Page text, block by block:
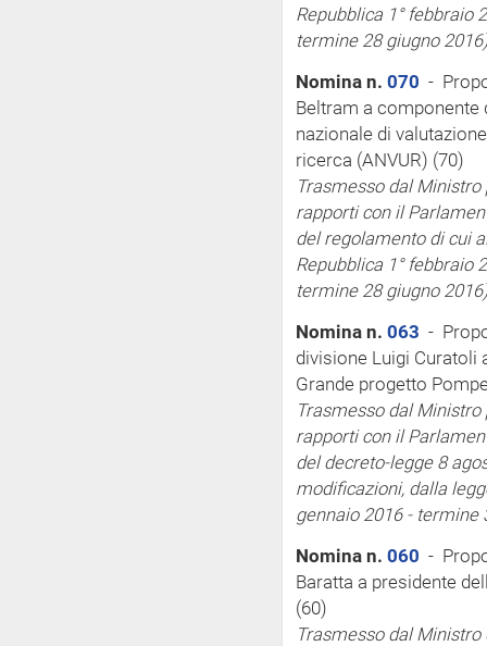
Repubblica 1° febbraio
termine 28 giugno 2016)
Nomina n. 070 -
Beltram a componente
nazionale di
ricerca (ANVUR) (70)
Trasmesso dal
rapporti con il
del regolamento di cui
Repubblica 1° febbraio
termine 28 giugno 2016)
Nomina n. 063 -
divisione Luigi Curatoli
Grande progetto
Trasmesso dal
rapporti con il
del decreto-legge 8
modificazioni, dalla
gennaio 2016 - termine
Nomina n. 060 -
Baratta a presidente
(60)
Trasmesso dal